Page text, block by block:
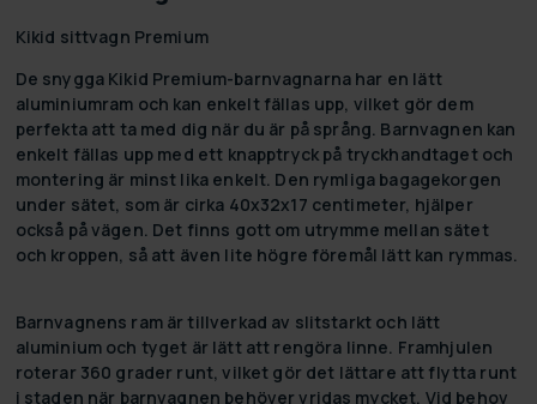
Kikid sittvagn Premium
De snygga Kikid Premium-barnvagnarna har en lätt
aluminiumram och kan enkelt fällas upp, vilket gör dem
perfekta att ta med dig när du är på språng. Barnvagnen kan
enkelt fällas upp med ett knapptryck på tryckhandtaget och
montering är minst lika enkelt. Den rymliga bagagekorgen
under sätet, som är cirka 40x32x17 centimeter, hjälper
också på vägen. Det finns gott om utrymme mellan sätet
och kroppen, så att även lite högre föremål lätt kan rymmas.
Barnvagnens ram är tillverkad av slitstarkt och lätt
aluminium och tyget är lätt att rengöra linne. Framhjulen
roterar 360 grader runt, vilket gör det lättare att flytta runt
i staden när barnvagnen behöver vridas mycket. Vid behov